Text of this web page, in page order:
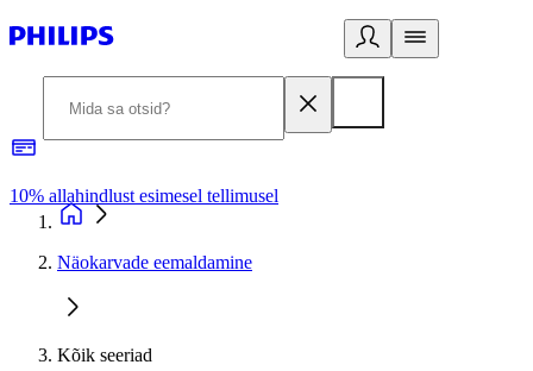
10% allahindlust esimesel tellimusel
Näokarvade eemaldamine
Kõik seeriad